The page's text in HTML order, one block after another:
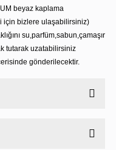
beyaz kaplama
için bizlere ulaşabilirsiniz)
su,parfüm,sabun,çamaşır
tutarak uzatabilirsiniz
gönderilecektir.